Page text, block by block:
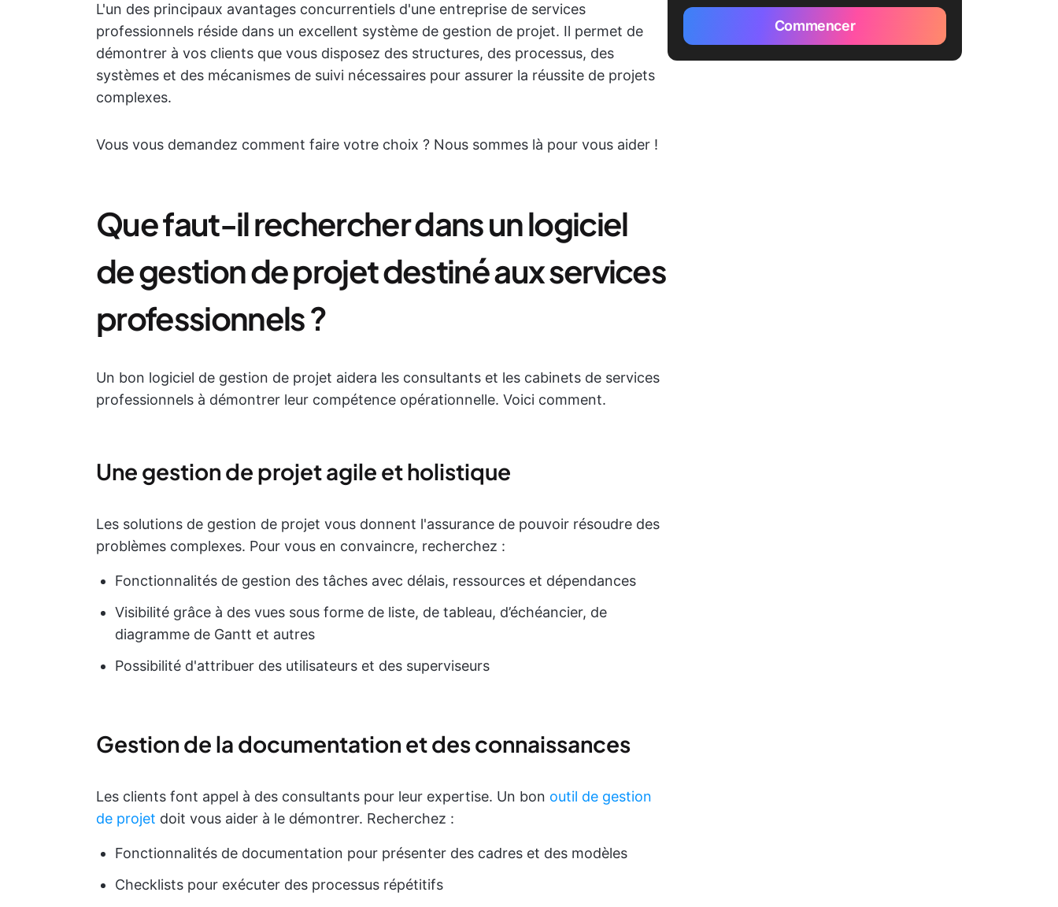
L'un des principaux avantages concurrentiels d'une entreprise de services
professionnels réside dans un excellent système de gestion de projet. Il permet de
démontrer à vos clients que vous disposez des structures, des processus, des
systèmes et des mécanismes de suivi nécessaires pour assurer la réussite de projets
complexes.
Vous vous demandez comment faire votre choix ? Nous sommes là pour vous aider !
Que faut-il rechercher dans un logiciel
de gestion de projet destiné aux services
professionnels ?
Un bon logiciel de gestion de projet aidera les consultants et les cabinets de services
professionnels à démontrer leur compétence opérationnelle. Voici comment.
Une gestion de projet agile et holistique
Les solutions de gestion de projet vous donnent l'assurance de pouvoir résoudre des
problèmes complexes. Pour vous en convaincre, recherchez :
Fonctionnalités de gestion des tâches avec délais, ressources et dépendances
Visibilité grâce à des vues sous forme de liste, de tableau, d’échéancier, de
diagramme de Gantt et autres
Possibilité d'attribuer des utilisateurs et des superviseurs
Gestion de la documentation et des connaissances
Les clients font appel à des consultants pour leur expertise. Un bon outil de gestion
de projet doit vous aider à le démontrer. Recherchez :
Fonctionnalités de documentation pour présenter des cadres et des modèles
Checklists pour exécuter des processus répétitifs
Commencer